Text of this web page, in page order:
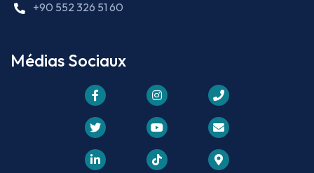
+90 552 326 51 60
Médias Sociaux